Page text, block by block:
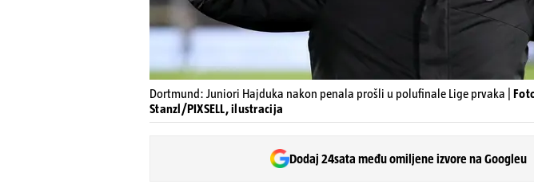
Dortmund: Juniori Hajduka nakon penala prošli u polufinale Lige prvaka |
Stanzl/PIXSELL, ilustracija
Dodaj 24sata među omiljene izvore na Googleu